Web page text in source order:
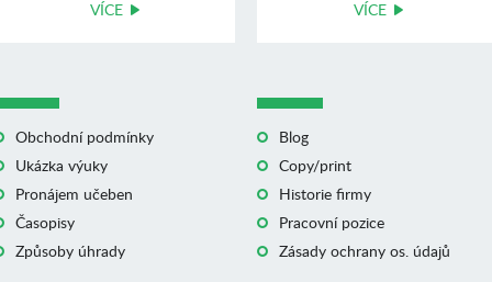
VÍCE VÍCE
Obchodní podmínky
Ukázka výuky
Pronájem učeben
Časopisy
Způsoby úhrady
Blog
Copy/print
Historie firmy
Pracovní pozice
Zásady ochrany os. údajů